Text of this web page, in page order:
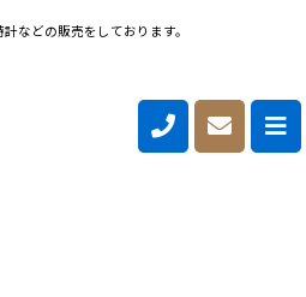
などの販売をしております。